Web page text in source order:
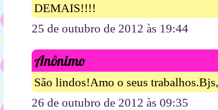
DEMAIS!!!!
25 de outubro de 2012 às 19:44
Anônimo
São lindos!Amo o seus
26 de outubro de 2012 às 09:35